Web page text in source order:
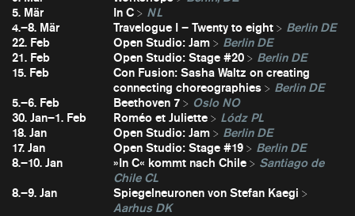
5. Mär
In C
NL
4.–8. Mär
Travelogue I – Twenty to eight
Berlin DE
22. Feb
Open Studio: Jam
Berlin DE
21. Feb
Open Studio: Stage #20
Berlin DE
15. Feb
Con Fusion: Sasha Waltz on creating
connecting choreographies
Berlin DE
5.–6. Feb
Beethoven 7
Oslo NO
30. Jan–1. Feb
Roméo et Juliette
Lódz PL
18. Jan
Open Studio: Jam
Berlin DE
17. Jan
Open Studio: Stage #19
Berlin DE
8.–10. Jan
»In C« kommt nach Chile
Santiago de
Chile CL
8.–9. Jan
Spiegelneuronen von Stefan Kaegi
Aarhus DK